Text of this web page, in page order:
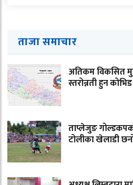
ताजा समाचार
अतिकम विकसित
स्तरोन्नती हुन
ताप्लेजुङ
टोलीका खेलाडी